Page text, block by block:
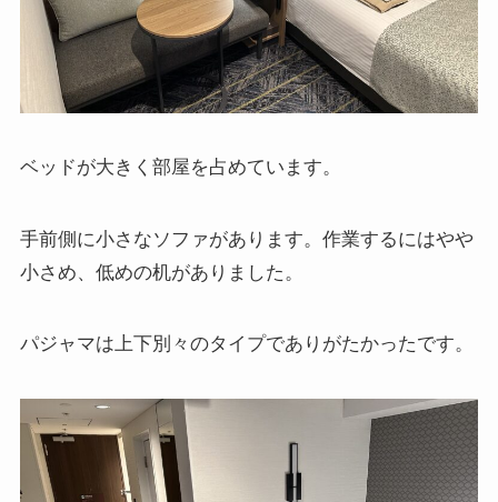
ベッドが大きく部屋を占めています。
手前側に小さなソファがあります。作業するにはやや
小さめ、低めの机がありました。
パジャマは上下別々のタイプでありがたかったです。